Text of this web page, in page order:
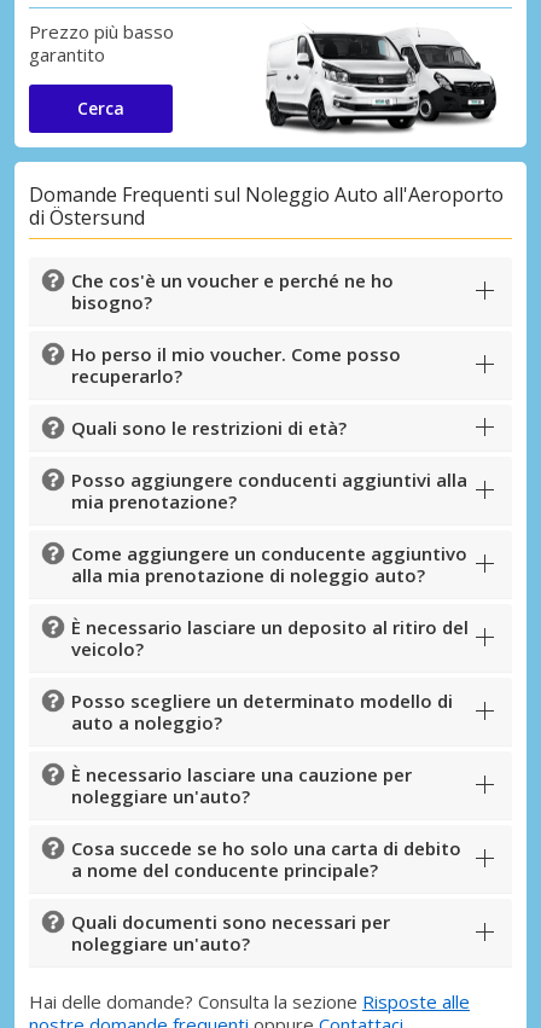
Prezzo più basso
garantito
Cerca
Domande Frequenti sul Noleggio Auto all'Aeroporto
di Östersund
Che cos'è un voucher e perché ne ho
bisogno?
Ho perso il mio voucher. Come posso
recuperarlo?
Quali sono le restrizioni di età?
Posso aggiungere conducenti aggiuntivi alla
mia prenotazione?
Come aggiungere un conducente aggiuntivo
alla mia prenotazione di noleggio auto?
È necessario lasciare un deposito al ritiro del
veicolo?
Posso scegliere un determinato modello di
auto a noleggio?
È necessario lasciare una cauzione per
noleggiare un'auto?
Cosa succede se ho solo una carta di debito
a nome del conducente principale?
Quali documenti sono necessari per
noleggiare un'auto?
Hai delle domande? Consulta la sezione Risposte alle